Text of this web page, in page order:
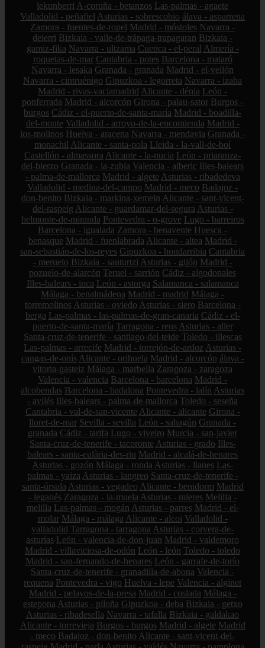
lekunberri A-coruña - betanzos Las-palmas - agaete
Valladolid - peñafiel Asturias - sobrescobio álava - asparrena
Zamora - fuentes-de-ropel Madrid - móstoles Navarra -
deierri Bizkaia - valle-de-trápaga-trapagaran Bizkaia -
gamiz-fika Navarra - ultzama Cuenca - el-peral Almería -
roquetas-de-mar Cantabria - potes Barcelona - mataró
Navarra - lesaka Granada - granada Madrid - el-vellón
Navarra - cintruénigo Gipuzkoa - legorreta Navarra - izaba
Madrid - rivas-vaciamadrid Alicante - dénia León -
ponferrada Madrid - alcorcón Girona - palau-sator Burgos -
burgos Cádiz - el-puerto-de-santa-maría Madrid - boadilla-
del-monte Valladolid - arroyo-de-la-encomienda Madrid -
los-molinos Huelva - aracena Navarra - mendavia Granada -
monachil Alicante - santa-pola Lleida - la-vall-de-boí
Castellón - almassora Alicante - la-nucia León - priaranza-
del-bierzo Granada - la-zubia Valencia - alberic Illes-balears
- palma-de-mallorca Madrid - algete Asturias - ribadedeva
Valladolid - medina-del-campo Madrid - meco Badajoz -
don-benito Bizkaia - markina-xemein Alicante - sant-vicent-
del-raspeig Alicante - guardamar-del-segura Asturias -
belmonte-de-miranda Pontevedra - o-grove Lugo - barreiros
Barcelona - igualada Zamora - benavente Huesca -
benasque Madrid - fuenlabrada Alicante - altea Madrid -
san-sebastián-de-los-reyes Gipuzkoa - hondarribia Cantabria
- meruelo Bizkaia - santurtzi Asturias - gijón Madrid -
pozuelo-de-alarcón Teruel - sarrión Cádiz - algodonales
Illes-balears - inca León - astorga Salamanca - salamanca
Málaga - benalmádena Madrid - madrid Málaga -
torremolinos Asturias - oviedo Asturias - siero Barcelona -
berga Las-palmas - las-palmas-de-gran-canaria Cádiz - el-
puerto-de-santa-maría Tarragona - reus Asturias - aller
Santa-cruz-de-tenerife - santiago-del-teide Toledo - illescas
Las-palmas - arrecife Madrid - torrejón-de-ardoz Asturias -
cangas-de-onís Alicante - orihuela Madrid - alcorcón álava -
vitoria-gasteiz Málaga - marbella Zaragoza - zaragoza
Valencia - valencia Barcelona - barcelona Madrid -
alcobendas Barcelona - badalona Pontevedra - lalín Asturias
- avilés Illes-balears - palma-de-mallorca Toledo - seseña
Cantabria - val-de-san-vicente Alicante - alicante Girona -
lloret-de-mar Sevilla - sevilla León - sahagún Granada -
granada Cádiz - tarifa Lugo - viveiro Murcia - san-javier
Santa-cruz-de-tenerife - tacoronte Asturias - grado Illes-
balears - santa-eulària-des-riu Madrid - alcalá-de-henares
Asturias - gozón Málaga - ronda Asturias - llanes Las-
palmas - yaiza Asturias - langreo Santa-cruz-de-tenerife -
santa-úrsula Asturias - vegadeo Alicante - benidorm Madrid
- leganés Zaragoza - la-muela Asturias - mieres Melilla -
melilla Las-palmas - mogán Asturias - parres Madrid - el-
molar Málaga - málaga Alicante - alcoi Valladolid -
valladolid Tarragona - tarragona Asturias - corvera-de-
asturias León - valencia-de-don-juan Madrid - valdemoro
Madrid - villaviciosa-de-odón León - león Toledo - toledo
Madrid - san-fernando-de-henares León - garrafe-de-torío
Santa-cruz-de-tenerife - granadilla-de-abona Valencia -
requena Pontevedra - vigo Huelva - lepe Valencia - alginet
Madrid - pelayos-de-la-presa Madrid - coslada Málaga -
estepona Asturias - piloña Gipuzkoa - deba Bizkaia - getxo
Asturias - ribadesella Navarra - tafalla Bizkaia - galdakao
Alicante - torrevieja Burgos - burgos Madrid - algete Madrid
- meco Badajoz - don-benito Alicante - sant-vicent-del-